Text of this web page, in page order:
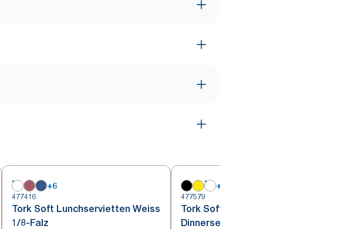
+6
477416
Tork Soft Lunchservietten Weiss
1/8-Falz
+
477579
Tork Soft weiße
Dinnerservietten 1/8 gefaltet